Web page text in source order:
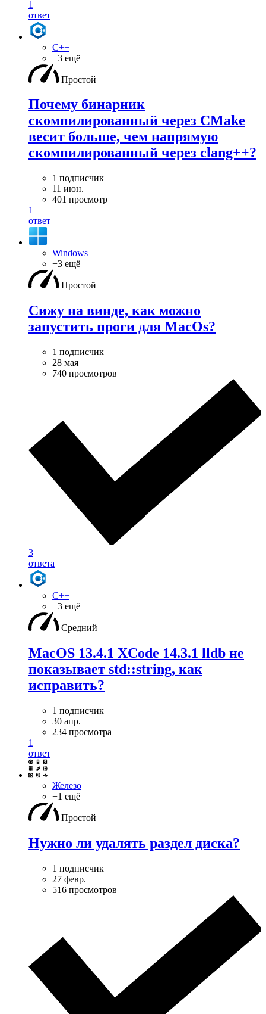
1
ответ
C++
+3 ещё
Простой
Почему бинарник
скомпилированный через CMake
весит больше, чем напрямую
скомпилированный через clang++?
1 подписчик
11 июн.
401 просмотр
1
ответ
Windows
+3 ещё
Простой
Сижу на винде, как можно
запустить проги для MacOs?
1 подписчик
28 мая
740 просмотров
3
ответа
C++
+3 ещё
Средний
MacOS 13.4.1 XCode 14.3.1 lldb не
показывает std::string, как
исправить?
1 подписчик
30 апр.
234 просмотра
1
ответ
Железо
+1 ещё
Простой
Нужно ли удалять раздел диска?
1 подписчик
27 февр.
516 просмотров